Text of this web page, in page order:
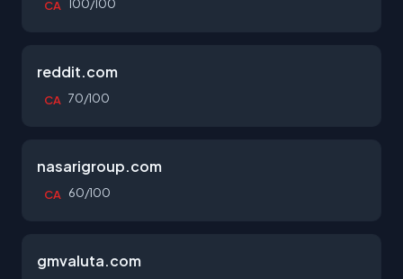
CA 100/100
reddit.com
CA 70/100
nasarigroup.com
CA 60/100
gmvaluta.com